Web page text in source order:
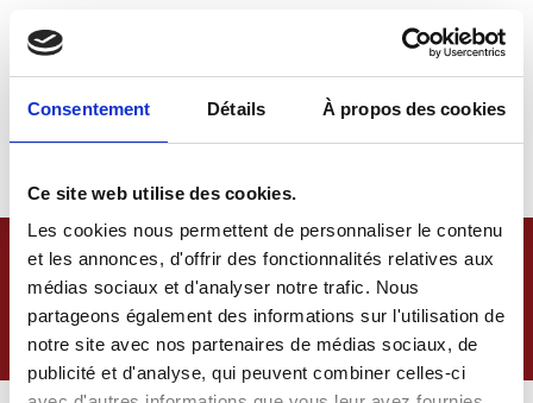
Consentement Détails À propos des cookies
Ce site web utilise des cookies.
Les cookies nous permettent de personnaliser le contenu
et les annonces, d'offrir des fonctionnalités relatives aux
médias sociaux et d'analyser notre trafic. Nous
partageons également des informations sur l'utilisation de
notre site avec nos partenaires de médias sociaux, de
publicité et d'analyse, qui peuvent combiner celles-ci
Merci
Accueil»